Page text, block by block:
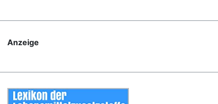
Anzeige